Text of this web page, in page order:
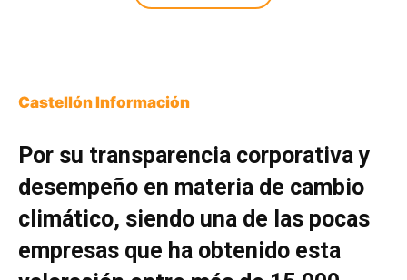
Castellón Información
Por su transparencia corporativa y
desempeño en materia de cambio
climático, siendo una de las pocas
empresas que ha obtenido esta